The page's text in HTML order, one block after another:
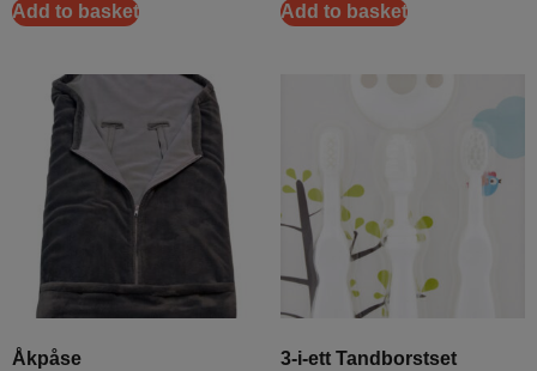
Add to basket Add to basket
Åkpåse 3-i-ett Tandborstset